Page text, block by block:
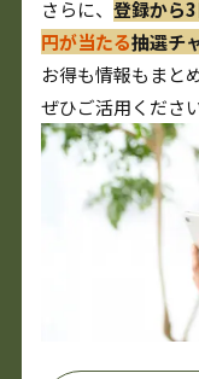
さらに、登録から
円が当たる抽選チ
お得も情報もまと
ぜひご活用くださ